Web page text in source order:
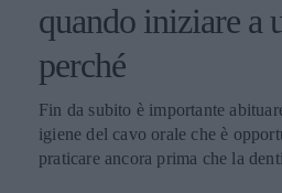
quando iniziare a
perché
Fin da subito è importante
igiene del cavo orale che è
praticare ancora prima che la